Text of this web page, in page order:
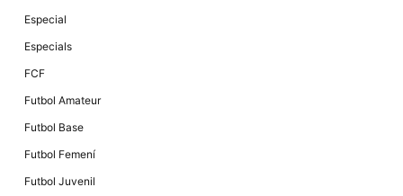
Especial
Especials
FCF
Futbol Amateur
Futbol Base
Futbol Femení
Futbol Juvenil